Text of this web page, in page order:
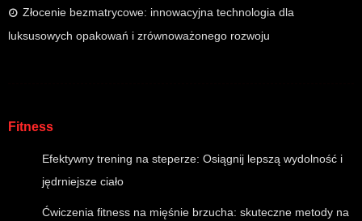
Złocenie bezmatrycowe: innowacyjna technologia dla
luksusowych opakowań i zrównoważonego rozwoju
Fitness
Efektywny trening na steperze: Osiągnij lepszą wydolność i
jędrniejsze ciało
Ćwiczenia fitness na mięśnie brzucha: skuteczne metody na